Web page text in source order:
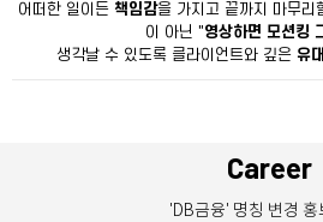
어떠한 일이든 책임감을 가지고 끝까지 마무리
이 아닌 "영상하면 모션킹
생각날 수 있도록 클라이언트와 깊은 유
Career
'DB금융' 명칭 변경 홍